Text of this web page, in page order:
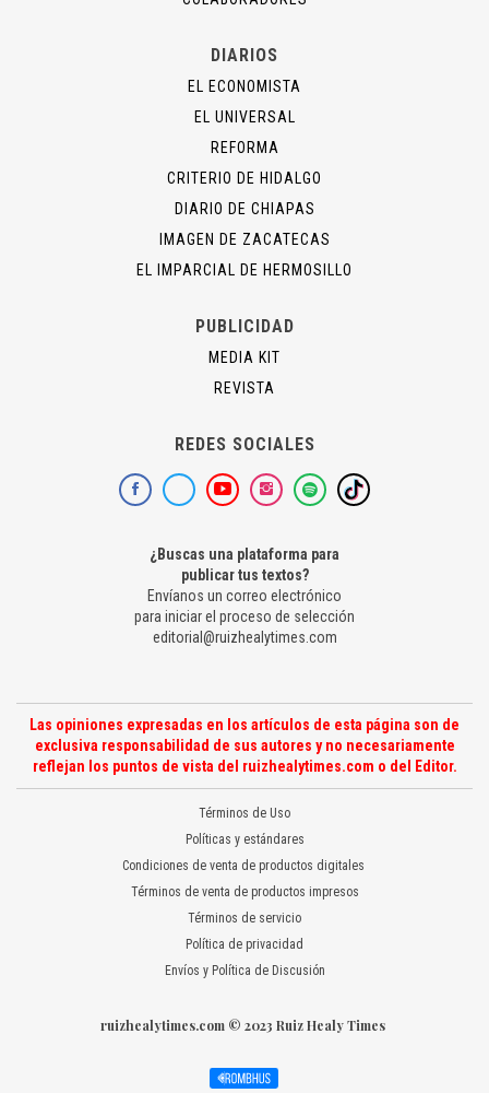
DIARIOS
EL ECONOMISTA
EL UNIVERSAL
REFORMA
CRITERIO DE HIDALGO
DIARIO DE CHIAPAS
IMAGEN DE ZACATECAS
EL IMPARCIAL DE HERMOSILLO
PUBLICIDAD
MEDIA KIT
REVISTA
REDES SOCIALES
¿Buscas una plataforma para
publicar tus textos?
Envíanos un correo electrónico
para iniciar el proceso de selección
editorial@ruizhealytimes.com
Las opiniones expresadas en los artículos de esta página son de
exclusiva responsabilidad de sus autores y no necesariamente
reflejan los puntos de vista del ruizhealytimes.com o del Editor.
Términos de Uso
Políticas y estándares
Condiciones de venta de productos digitales
Términos de venta de productos impresos
Términos de servicio
Política de privacidad
Envíos y Política de Discusión
ruizhealytimes.com © 2023 Ruiz Healy Times